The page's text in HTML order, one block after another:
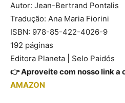
Autor: Jean-Bertrand Pontalis
Tradução: Ana Maria Fiorini
ISBN: 978-85-422-4026-9
192 páginas
Editora Planeta | Selo Paidós
👉 Aproveite com nosso link a
AMAZON